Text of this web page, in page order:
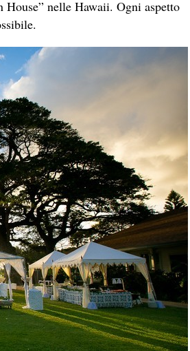
House” nelle Hawaii. Ogni aspetto